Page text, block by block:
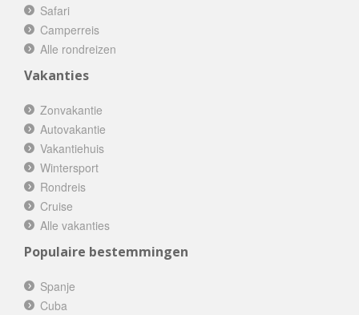
Safari
Camperreis
Alle rondreizen
Vakanties
Zonvakantie
Autovakantie
Vakantiehuis
Wintersport
Rondreis
Cruise
Alle vakanties
Populaire bestemmingen
Spanje
Cuba